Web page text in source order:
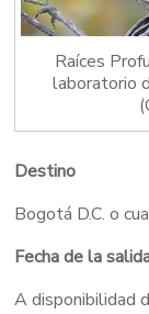
Raíces
laboratorio
Destino
Bogotá D.C. o
Fecha de la
A disponibilidad